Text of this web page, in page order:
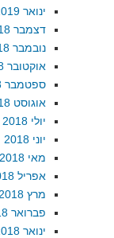
ינואר 2019
דצמבר 2018
נובמבר 2018
אוקטובר 2018
ספטמבר 2018
אוגוסט 2018
יולי 2018
יוני 2018
מאי 2018
אפריל 2018
מרץ 2018
פברואר 2018
ינואר 2018